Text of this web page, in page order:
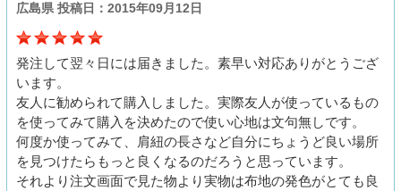
広島県 投稿日：2015年09月12日
発注して翌々日には届きました。素早い対応ありがとうござ
います。
友人に勧められて購入しました。実際友人が使っているもの
を使ってみて購入を決めたので使い心地は文句無しです。
何度か使ってみて、肩紐の長さなど自分にちょうど良い場所
を見つけたらもっと良くなるのだろうと思っています。
それより注文画面で見た物より実物は布地の発色がとても良